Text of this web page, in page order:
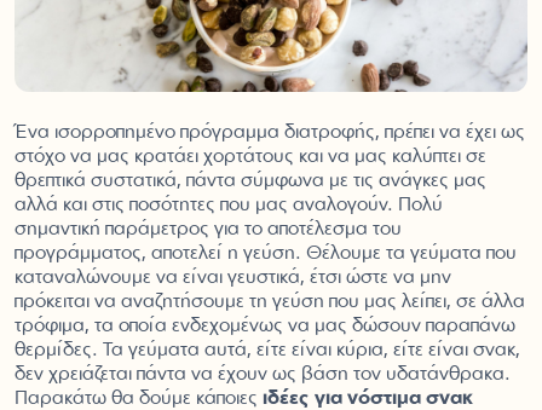
Ένα ισορροπημένο πρόγραμμα διατροφής, πρέπει να έχει ως
στόχο να μας κρατάει χορτάτους και να μας καλύπτει σε
θρεπτικά συστατικά, πάντα σύμφωνα με τις ανάγκες μας
αλλά και στις ποσότητες που μας αναλογούν. Πολύ
σημαντική παράμετρος για το αποτέλεσμα του
προγράμματος, αποτελεί η γεύση. Θέλουμε τα γεύματα που
καταναλώνουμε να είναι γευστικά, έτσι ώστε να μην
πρόκειται να αναζητήσουμε τη γεύση που μας λείπει, σε άλλα
τρόφιμα, τα οποία ενδεχομένως να μας δώσουν παραπάνω
θερμίδες. Τα γεύματα αυτά, είτε είναι κύρια, είτε είναι σνακ,
δεν χρειάζεται πάντα να έχουν ως βάση τον υδατάνθρακα.
Παρακάτω θα δούμε κάποιες ιδέες για νόστιμα σνακ